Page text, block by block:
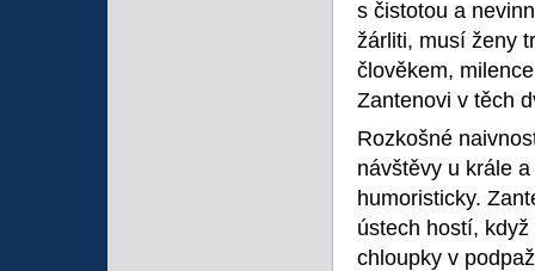
s čistotou a
žárliti, musí ženy
člověkem,
Zantenovi v těch
Rozkošné
návštěvy u krále
humoristicky.
ústech hostí,
chloupky v